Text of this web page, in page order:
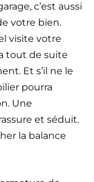
c’est aussi
votre bien.
visite votre
tout de suite
Et s’il ne le
pourra
Une
et séduit.
la balance